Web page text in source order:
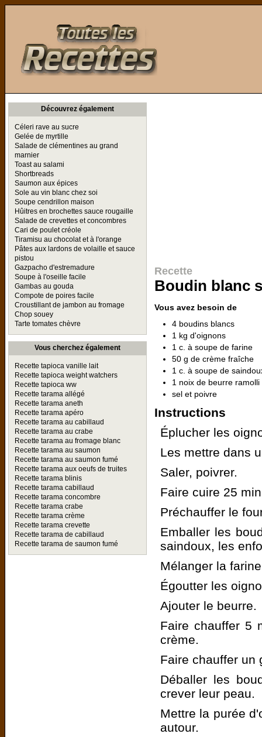
Découvrez également
Céleri rave au sucre
Gelée de myrtille
Salade de clémentines au grand
marnier
Toast au salami
Shortbreads
Saumon aux épices
Sole au vin blanc chez soi
Soupe cendrillon maison
Hûitres en brochettes sauce rougaille
Salade de crevettes et concombres
Cari de poulet créole
Tiramisu au chocolat et à l'orange
Pâtes aux lardons de volaille et sauce
pistou
Gazpacho d'estremadure
Soupe à l'oseille facile
Gambas au gouda
Compote de poires facile
Croustillant de jambon au fromage
Chop souey
Tarte tomates chèvre
Vous cherchez également
Recette tapioca vanille lait
Recette tapioca weight watchers
Recette tapioca ww
Recette tarama allégé
Recette tarama aneth
Recette tarama apéro
Recette tarama au cabillaud
Recette tarama au crabe
Recette tarama au fromage blanc
Recette tarama au saumon
Recette tarama au saumon fumé
Recette tarama aux oeufs de truites
Recette tarama blinis
Recette tarama cabillaud
Recette tarama concombre
Recette tarama crabe
Recette tarama crème
Recette tarama crevette
Recette tarama de cabillaud
Recette tarama de saumon fumé
Recette
Boudin blanc
Vous avez besoin de
4 boudins blancs
1 kg d'oignons
1 c. à soupe de farine
50 g de crème fraîche
1 c. à soupe de
1 noix de beurre ramolli
sel et poivre
Instructions
Éplucher les
Les mettre dans
Saler, poivrer.
Faire cuire 25
Préchauffer le
Emballer les
saindoux, les
Mélanger la
Égoutter les
Ajouter le beurre.
Faire chauffer 5
crème.
Faire chauffer un
Déballer les
crever leur peau.
Mettre la purée
autour.